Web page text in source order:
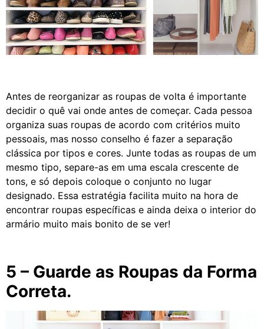
Antes de reorganizar as roupas de volta é importante
decidir o quê vai onde antes de começar. Cada pessoa
organiza suas roupas de acordo com critérios muito
pessoais, mas nosso conselho é fazer a separação
clássica por tipos e cores. Junte todas as roupas de um
mesmo tipo, separe-as em uma escala crescente de
tons, e só depois coloque o conjunto no lugar
designado. Essa estratégia facilita muito na hora de
encontrar roupas específicas e ainda deixa o interior do
armário muito mais bonito de se ver!
5 – Guarde as Roupas da Forma
Correta.